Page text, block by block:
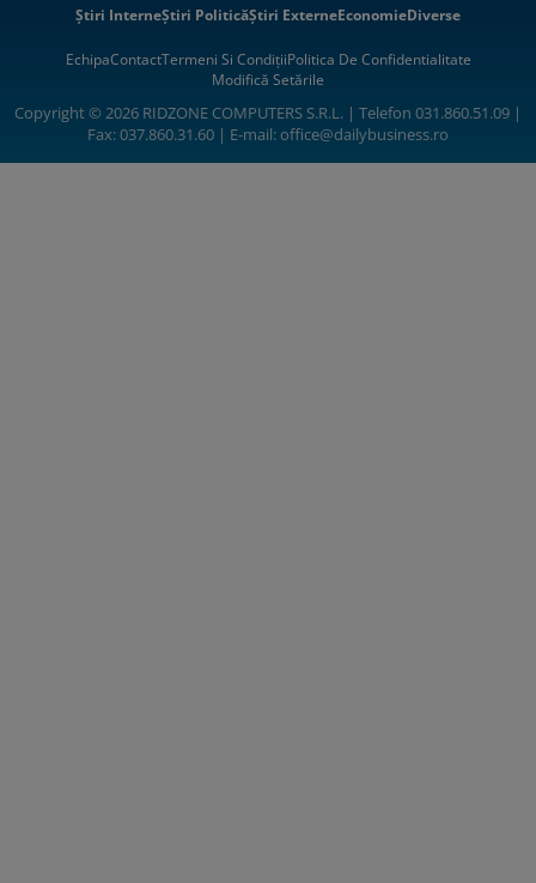
Știri InterneȘtiri PoliticăȘtiri ExterneEconomieDiverse
EchipaContactTermeni Si CondițiiPolitica De Confidentialitate
Modifică Setările
Copyright © 2026 RIDZONE COMPUTERS S.R.L. | Telefon 031.860.51.09 |
Fax: 037.860.31.60 | E-mail:office@dailybusiness.ro